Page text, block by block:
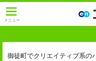
メニュー
御徒町でクリエイティブ系の